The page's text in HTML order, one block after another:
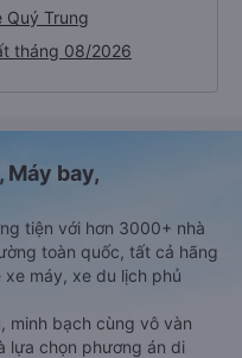
Quý Trung
tháng 08/2026
Máy bay,
tiện với hơn 3000+ nhà
toàn quốc, tất cả hãng
máy, xe du lịch phủ
minh bạch cùng vô vàn
lựa chọn phương án di